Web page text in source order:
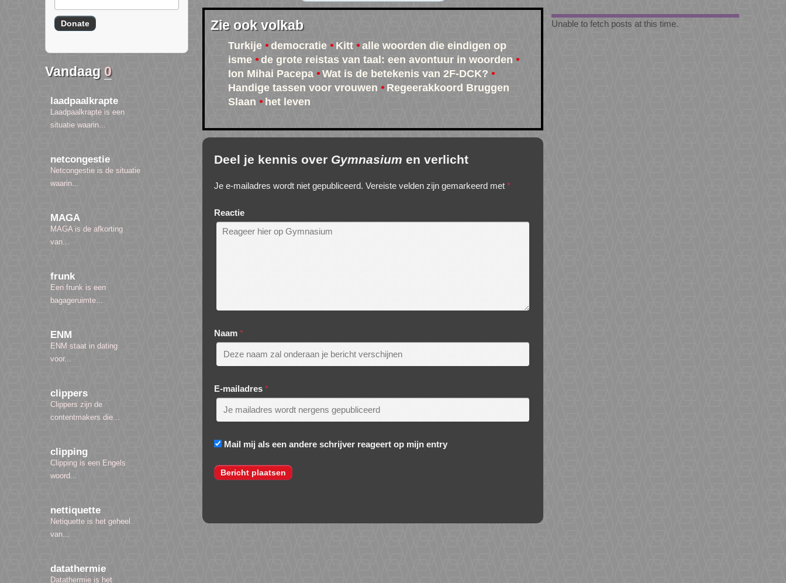
Vandaag 0
laadpaalkrapte
Laadpaalkrapte is een
situatie waarin...
netcongestie
Netcongestie is de situatie
waarin...
MAGA
MAGA is de afkorting
van...
frunk
Een frunk is een
bagageruimte...
ENM
ENM staat in dating
voor...
clippers
Clippers zijn de
contentmakers die...
clipping
Clipping is een Engels
woord...
nettiquette
Netiquette is het geheel
van...
datathermie
Datathermie is het
Zie ook volkab
Turkije democratie Kitt
alle woorden die eindigen op
isme
de grote reistas van taal: een avontuur in woorden
Ion Mihai Pacepa
Wat is de betekenis van 2F-DCK?
Handige tassen voor vrouwen
Regeerakkoord Bruggen
Slaan
het leven
Deel je kennis over Gymnasium en verlicht
Je e-mailadres wordt niet gepubliceerd. Vereiste velden zijn gemarkeerd met *
Reactie
Naam *
E-mailadres *
Mail mij als een andere schrijver reageert op mijn entry
Unable to fetch posts at this time.